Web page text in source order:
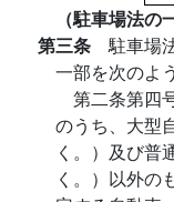
（駐車場法の
第三条駐車場
一部を次のよ
第二条第四
のうち、大型
く。）及び普
く。）以外の